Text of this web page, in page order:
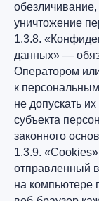
уничтожение
1.3.8.
данных» —
Оператором
к
не допускать
субъекта
законного
1.3.9.
отправленный
на компьютере